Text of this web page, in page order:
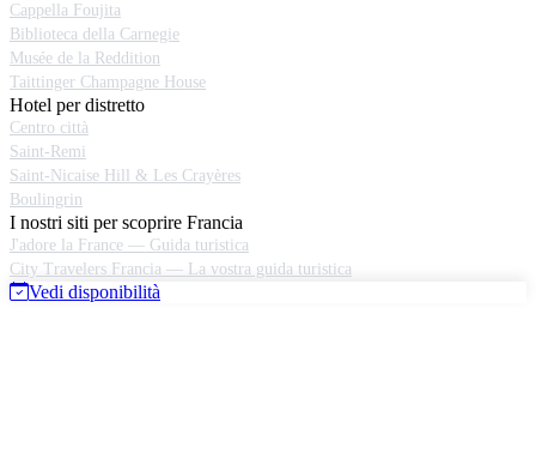
Cappella Foujita
Biblioteca della Carnegie
Musée de la Reddition
Taittinger Champagne House
Hotel per distretto
Centro città
Saint-Remi
Saint-Nicaise Hill & Les Crayères
Boulingrin
I nostri siti per scoprire Francia
J'adore la France — Guida turistica
City Travelers Francia — La vostra guida turistica
Vedi disponibilità